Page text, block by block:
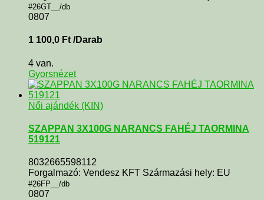
#26GT__/db
0807
1 100,0 Ft /Darab
4 van.
Gyorsnézet
Női ajándék (KIN)
SZAPPAN 3X100G NARANCS FAHÉJ TAORMINA
519121
8032665598112
Forgalmazó: Vendesz KFT Származási hely: EU
#26FP__/db
0807